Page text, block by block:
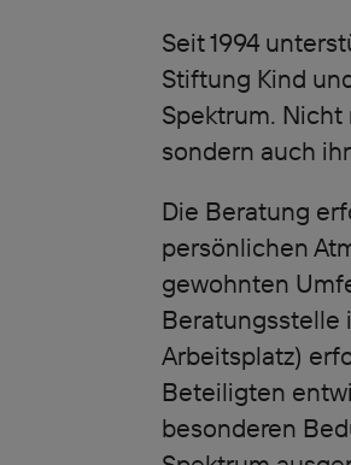
Seit 1994
Stiftung Kind
Spektrum.
sondern auch
Die Beratung
persönlichen
gewohnten
Beratungsstelle
Arbeitsplatz)
Beteiligten
besonderen